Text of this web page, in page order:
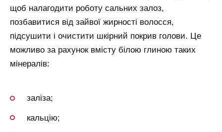
щоб налагодити роботу сальних залоз,
позбавитися від зайвої жирності волосся,
підсушити і очистити шкірний покрив голови. Це
можливо за рахунок вмісту білою глиною таких
мінералів:
заліза;
кальцію;